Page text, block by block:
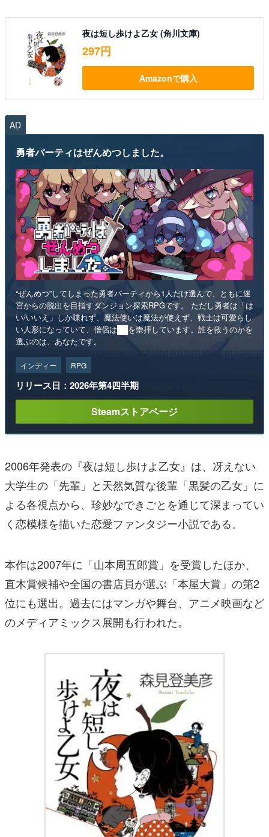
夜は短し歩けよ乙女 (角川文庫)
297円
Amazonで購入
AD
勇者パーティはぜんめつしました。
“ぜんめつ”してしまった勇者パーティから1人だけ選んで、ともに迷
宮からの脱出を目指すダンジョン探索RPGです。 ただし勇者は「は
い/いいえ」しか喋れず、魔法使いは魔法が使えず、戦士は可愛らし
い人形になっていて、僧侶は██を崇拝しています。誰を救うのかを
選ぶのは、あなたです。
インディー RPG
リリース日：2026年第4四半期
Steamストアページ
2006年発表の『夜は短し歩けよ乙女』は、冴えない
大学生の「先輩」と天然気質な後輩「黒髪の乙女」に
よる各視点から、珍妙なできごとを通じて深まってい
く恋模様を描いた恋愛ファンタジー小説である。
本作は2007年に「山本周五郎賞」を受賞したほか、
直木賞候補や全国の書店員が選ぶ「本屋大賞」の第2
位にも選出。過去にはマンガや舞台、アニメ映画など
のメディアミックス展開も行われた。